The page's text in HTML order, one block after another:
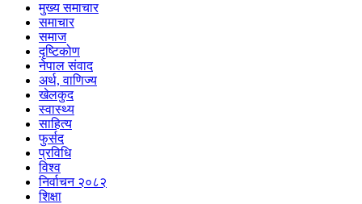
मुख्य समाचार
समाचार
समाज
दृष्टिकोण
नेपाल संवाद
अर्थ, वाणिज्य
खेलकुद
स्वास्थ्य
साहित्य
फुर्सद
प्रविधि
विश्व
निर्वाचन २०८२
शिक्षा